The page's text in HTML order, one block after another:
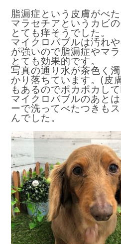
脂漏症という皮膚がべ
マラセチアというカビ
とても痒そうでした。
マイクロバブルは汚れ
が強いので脂漏症やマ
とても効果的です。
写真の通り水が茶色く
かり落ちています。(皮
もあるのでポカポカし
マイクロバブルのあと
ーで洗ってべたつきも
んでした。